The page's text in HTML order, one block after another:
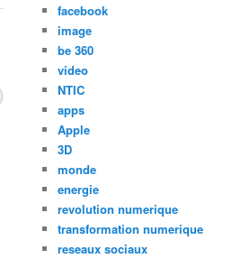
facebook
image
be 360
video
NTIC
apps
Apple
3D
monde
energie
revolution numerique
transformation numerique
reseaux sociaux